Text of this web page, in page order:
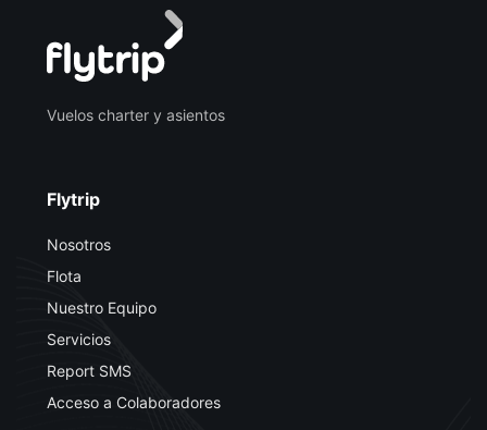
Vuelos charter y asientos
Flytrip
Nosotros
Flota
Nuestro Equipo
Servicios
Report SMS
Acceso a Colaboradores